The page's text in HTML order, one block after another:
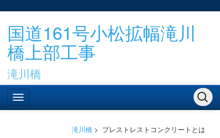
国道161号小松拡幅滝川
橋上部工事
滝川橋
滝川橋 > プレストレストコンクリートとは